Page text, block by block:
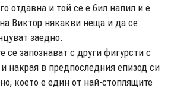
отдавна и той се е бил напил и е
Виктор някакви неща и да се
заедно.
се запознават с други фигурсти с
накрая в предпоследния епизод си
което е един от най-стоплящите